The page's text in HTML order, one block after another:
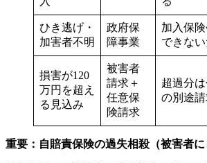
ひき逃げ・
加害者不明
政府保
障事業
加入保
できな
損害が120
万円を超え
る見込み
被害者
請求＋
任意保
険請求
超過分
の別途
重要：自賠責保険の過失相殺（被害者に